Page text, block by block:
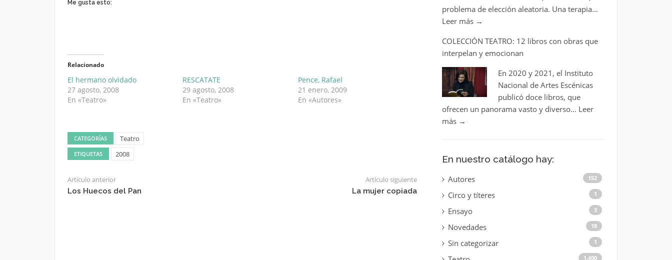
Me gusta esto:
Relacionado
El hermano olvidado
27 agosto, 2008
En «Teatro»
RESCATATE
29 agosto, 2008
En «Teatro»
Pence, Rafael
21 enero, 2009
En «Autores»
CATEGORÍAS Teatro
ETIQUETAS 2008
Artículo anterior
Los Huecos del Pan
Artículo siguiente
La mujer copiada
problema de elección aleatoria. Una terapia…
Leer más →
COLECCIÓN TEATRO: 12 libros con obras que
interpelan y emocionan
En 2020 y 2021, el Instituto
Nacional de Artes Escénicas
publicó doce libros, que
ofrecen un panorama vasto y diverso… Leer
más →
En nuestro catálogo hay:
Autores 152
Circo y títeres 1
Ensayo 3
Novedades 18
Sin categorizar 1
1.400